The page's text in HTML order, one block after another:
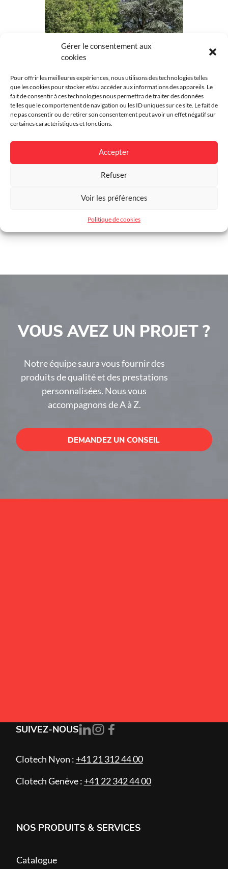
Gérer le consentement aux
cookies
Pour offrir les meilleures expériences, nous utilisons des technologies telles
que les cookies pour stocker et/ou accéder aux informations des appareils. Le
fait de consentir à ces technologies nous permettra de traiter des données
telles que le comportement de navigation ou les ID uniques sur ce site. Le fait de
ne pas consentir ou de retirer son consentement peut avoir un effet négatif sur
certaines caractéristiques et fonctions.
Accepter
Refuser
Voir les préférences
Politique de cookies
Matière Aluminium
Couleur Au choix
Plein
Style Moderne
Environnement Résidentiel
Finition Thermolaqué
Garantie 25 ans
Spécificité Personnalisable
Largeur max battant 4750 mm
Portail Briec
VOUS AVEZ UN PROJET ?
Notre équipe saura vous fournir des
produits de qualité et des prestations
personnalisées. Nous vous
accompagnons de A à Z.
DEMANDEZ UN CONSEIL
SUIVEZ-NOUS
Clotech Nyon : +41 21 312 44 00
Clotech Genève : +41 22 342 44 00
NOS PRODUITS & SERVICES
Catalogue